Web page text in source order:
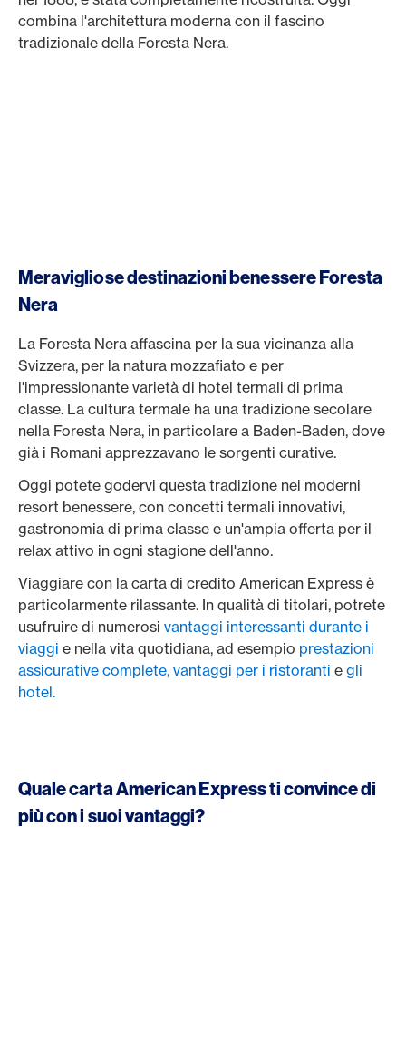
combina l'architettura moderna con il fascino
tradizionale della Foresta Nera.
Meravigliose destinazioni benessere Foresta
Nera
La Foresta Nera affascina per la sua vicinanza alla
Svizzera, per la natura mozzafiato e per
l'impressionante varietà di hotel termali di prima
classe. La cultura termale ha una tradizione secolare
nella Foresta Nera, in particolare a Baden-Baden, dove
già i Romani apprezzavano le sorgenti curative.
Oggi potete godervi questa tradizione nei moderni
resort benessere, con concetti termali innovativi,
gastronomia di prima classe e un'ampia offerta per il
relax attivo in ogni stagione dell'anno.
Viaggiare con la carta di credito American Express è
particolarmente rilassante. In qualità di titolari, potrete
usufruire di numerosi vantaggi interessanti durante i
viaggi e nella vita quotidiana, ad esempio prestazioni
assicurative complete, vantaggi per i ristoranti e gli
hotel.
Quale carta American Express ti convince di
più con i suoi vantaggi?